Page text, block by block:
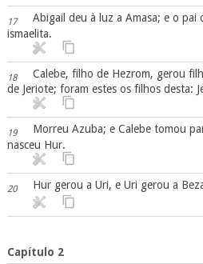
17
Abigail deu à luz a Amasa; e o pai
ismaelita.
18
Calebe, filho de Hezrom, gerou
de Jeriote; foram estes os filhos desta:
19
Morreu Azuba; e Calebe tomou
nasceu Hur.
20 Hur gerou a Uri, e Uri gerou a
Capítulo 2